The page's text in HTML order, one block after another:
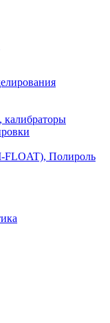
калибраторы
Полироль